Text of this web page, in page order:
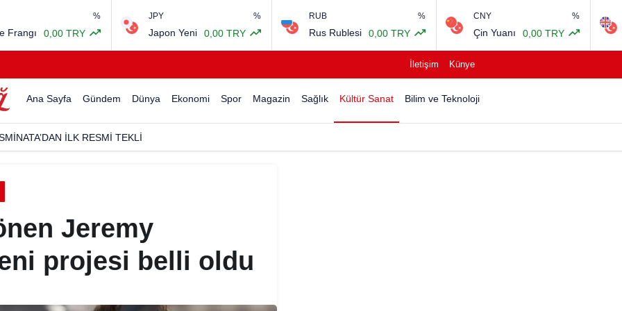
TRY
JPY
Japon Yeni 0,00 TRY
RUB
Rus Rublesi 0,00 TRY
CNY
Çin Yuanı 0,00 TRY
GBP
İngiliz
İletişim Künye
Ana Sayfa Gündem Dünya Ekonomi Spor Magazin Sağlık Kültür Sanat Bilim ve Teknoloji
İLK RESMİ TEKLİ
Jeremy
projesi belli oldu